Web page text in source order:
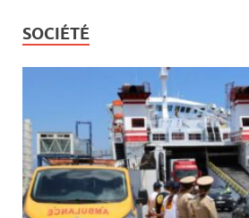
SOCIÉTÉ